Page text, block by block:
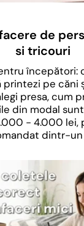
de
si tricouri
începători:
printezi pe căni
presa, cum
din modal
- 4.000 lei,
dintr-un